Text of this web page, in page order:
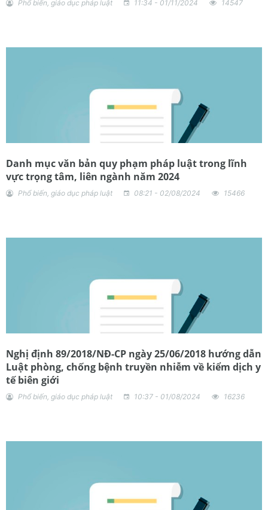
Phổ biến, giáo dục pháp luật 11:34 - 01/11/2024 14547
Danh mục văn bản quy phạm pháp luật trong lĩnh
vực trọng tâm, liên ngành năm 2024
Phổ biến, giáo dục pháp luật 08:21 - 02/08/2024 15466
Nghị định 89/2018/NĐ-CP ngày 25/06/2018 hướng dẫn
Luật phòng, chống bệnh truyền nhiễm về kiểm dịch y
tế biên giới
Phổ biến, giáo dục pháp luật 10:37 - 01/08/2024 16236